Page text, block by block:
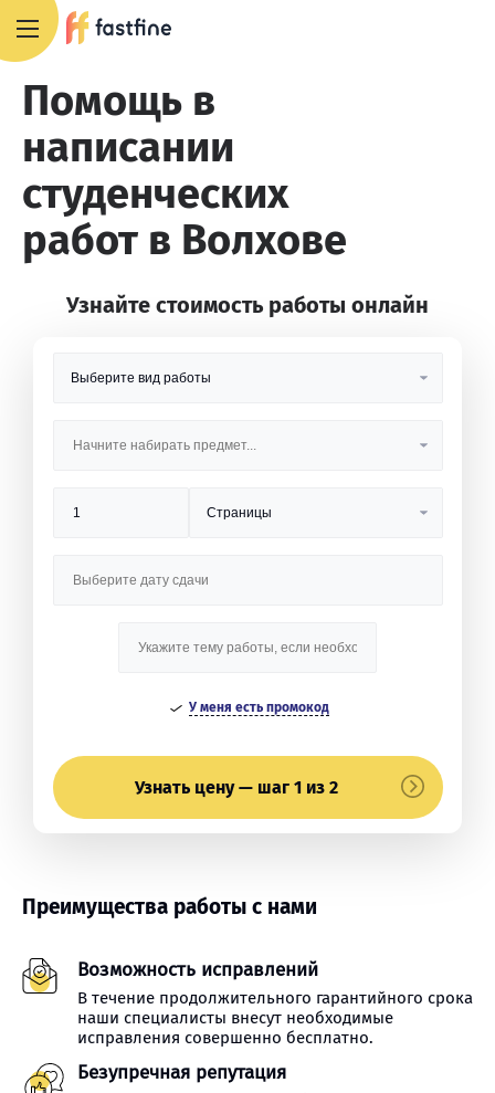
Помощь в
написании
студенческих
работ в Волхове
Узнайте стоимость работы онлайн
У меня есть промокод
Узнать цену — шаг 1 из 2
Преимущества работы с нами
Возможность исправлений
В течение продолжительного гарантийного срока
наши специалисты внесут необходимые
исправления совершенно бесплатно.
Безупречная репутация